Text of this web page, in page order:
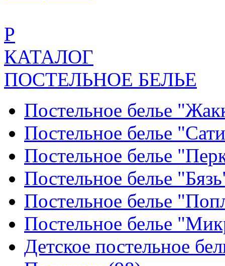
Р
КАТАЛОГ
ПОСТЕЛЬНОЕ БЕЛЬЕ
Постельное белье
Постельное белье
Постельное белье
Постельное белье
Постельное белье
Постельное белье
Детское постельное